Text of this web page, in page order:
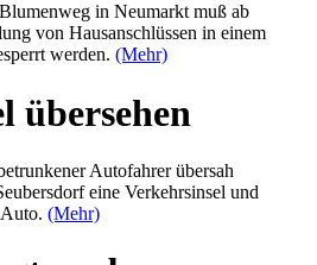
in Neumarkt muß ab
von Hausanschlüssen in einem
werden. (Mehr)
übersehen
Autofahrer übersah
eine Verkehrsinsel und
(Mehr)